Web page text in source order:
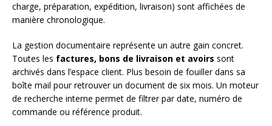
charge, préparation, expédition, livraison) sont affichées de
manière chronologique.
La gestion documentaire représente un autre gain concret.
Toutes les factures, bons de livraison et avoirs sont
archivés dans l’espace client. Plus besoin de fouiller dans sa
boîte mail pour retrouver un document de six mois. Un moteur
de recherche interne permet de filtrer par date, numéro de
commande ou référence produit.